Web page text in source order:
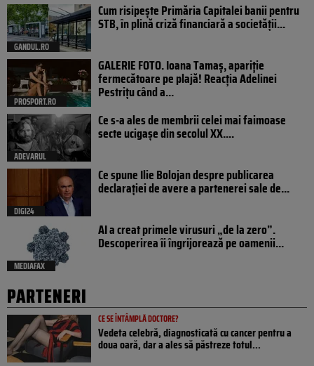
GANDUL.RO
Cum risipește Primăria Capitalei banii pentru
STB, în plină criză financiară a societății...
PROSPORT.RO
GALERIE FOTO. Ioana Tamaş, apariție
fermecătoare pe plajă! Reacția Adelinei
Pestrițu când a...
ADEVARUL
Ce s-a ales de membrii celei mai faimoase
secte ucigașe din secolul XX....
DIGI24
Ce spune Ilie Bolojan despre publicarea
declarației de avere a partenerei sale de...
MEDIAFAX
AI a creat primele virusuri „de la zero”.
Descoperirea îi îngrijorează pe oamenii...
PARTENERI
CE SE ÎNTÂMPLĂ DOCTORE?
Vedeta celebră, diagnosticată cu cancer pentru a
doua oară, dar a ales să păstreze totul...